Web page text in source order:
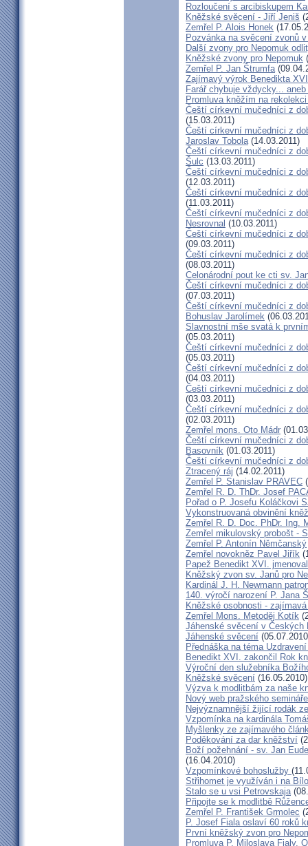
Rozloučení s arcibiskupem
Kněžské svěcení - Jiří Jeniš
Zemřel P. Alois Honek
Pozvánka na svěcení zvonů
Další zvony pro Nepomuk
Kněžské zvony pro Nepomuk
Zemřel P. Jan Štrumfa
Zajímavý výrok Benedikta
Farář chybuje vždycky...
Promluva kněžím na
Čeští církevní mučedníci z
(15.03.2011)
Čeští církevní mučedníci z
Jaroslav Tobola(14.03.2011)
Čeští církevní mučedníci z
Šulc (13.03.2011)
Čeští církevní mučedníci z
(12.03.2011)
Čeští církevní mučedníci z
(11.03.2011)
Čeští církevní mučedníci z
Nesrovnal (10.03.2011)
Čeští církevní mučedníci z
(09.03.2011)
Čeští církevní mučedníci z
(08.03.2011)
Celonárodní pout ke cti sv.
Čeští církevní mučedníci z
(07.03.2011)
Čeští církevní mučedníci z
Bohuslav Jarolímek
Slavnostní mše svatá k
(05.03.2011)
Čeští církevní mučedníci z
(05.03.2011)
Čeští církevní mučedníci z
(04.03.2011)
Čeští církevní mučedníci z
(03.03.2011)
Čeští církevní mučedníci z
(02.03.2011)
Zemřel mons. Oto Mádr
Čeští církevní mučedníci z
Basovník (01.03.2011)
Čeští církevní mučedníci z
Ztracený ráj (14.02.2011)
Zemřel P. Stanislav PRAVEC
Zemřel R. D. ThDr. Josef
Pořad o P. Josefu Koláčkovi
Vykonstruovaná obvinění
Zemřel R. D. Doc. PhDr. Ing.
Zemřel mikulovský probošt -
Zemřel P. Antonín Němčanský
Zemřel novokněz Pavel Jiřík
Papež Benedikt XVI.
Kněžský zvon sv. Janů pro
Kardinál J. H. Newmann
140. výročí narození P. Jana
Kněžské osobnosti -
Zemřel Mons. Metoděj Kotík
Jáhenské svěcení v Českých
Jáhenské svěcení
Přednáška na téma
Benedikt XVI. zakončil Rok
Výroční den služebníka
Kněžské svěcení (16.05.2010)
Výzva k modlitbám za naše
Nový web pražského semináře
Nejvýznamnější žijící rodák
Vzpomínka na kardinála
Myšlenky ze zajímavého
Poděkování za dar kněžství
Boží požehnání - sv. Jan
(16.04.2010)
Vzpomínkové bohoslužby
Střihomet je využíván i na
Stalo se u vsi Petrovskaja
Připojte se k modlitbě
Zemřel P. František Grmolec
P. Josef Fiala oslaví 60 roků
První kněžský zvon pro
Promluva P. Miloslava Fialy,